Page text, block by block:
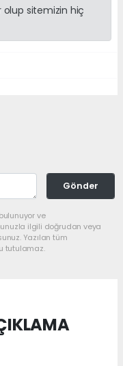
sitemizin hiç
Gönder
ve
ilgili doğrudan veya
Yazılan tüm
tutulamaz.